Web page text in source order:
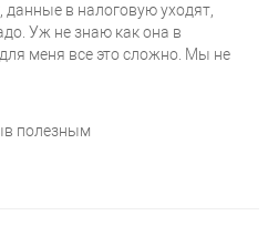
данные в налоговую уходят,
Уж не знаю как она в
меня все это сложно. Мы не
а мы могли на ней
полезным